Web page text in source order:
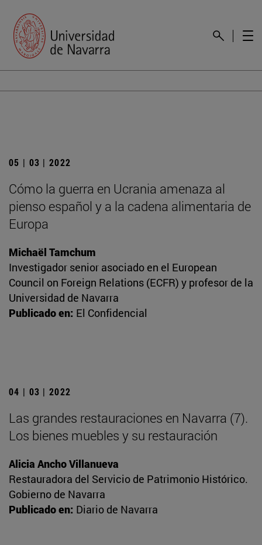
05 | 03 | 2022
Cómo la guerra en Ucrania amenaza al
pienso español y a la cadena alimentaria de
Europa
Michaël Tamchum
Investigador senior asociado en el European
Council on Foreign Relations (ECFR) y profesor de la
Universidad de Navarra
Publicado en: El Confidencial
04 | 03 | 2022
Las grandes restauraciones en Navarra (7).
Los bienes muebles y su restauración
Alicia Ancho Villanueva
Restauradora del Servicio de Patrimonio Histórico.
Gobierno de Navarra
Publicado en: Diario de Navarra